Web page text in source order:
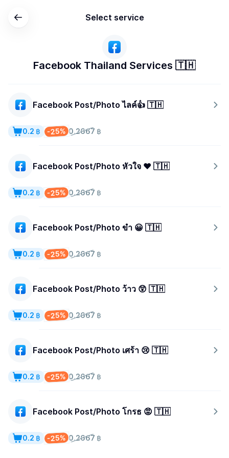
Select service
Facebook Thailand Services 🇹🇭
Facebook Post/Photo ไลค์👍 🇹🇭
0.2667 ฿
-25%
0.2 ฿
Facebook Post/Photo หัวใจ ❤️ 🇹🇭
0.2667 ฿
-25%
0.2 ฿
Facebook Post/Photo ขำ 😀 🇹🇭
0.2667 ฿
-25%
0.2 ฿
Facebook Post/Photo ว้าว 😲 🇹🇭
0.2667 ฿
-25%
0.2 ฿
Facebook Post/Photo เศร้า 😢 🇹🇭
0.2667 ฿
-25%
0.2 ฿
Facebook Post/Photo โกรธ 😡 🇹🇭
0.2667 ฿
-25%
0.2 ฿